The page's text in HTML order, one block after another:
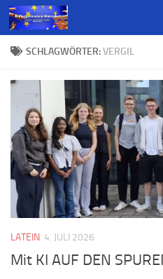
SCHLAGWÖRTER:VERGIL
LATEIN 4. JULI 2026
Mit KI AUF DEN